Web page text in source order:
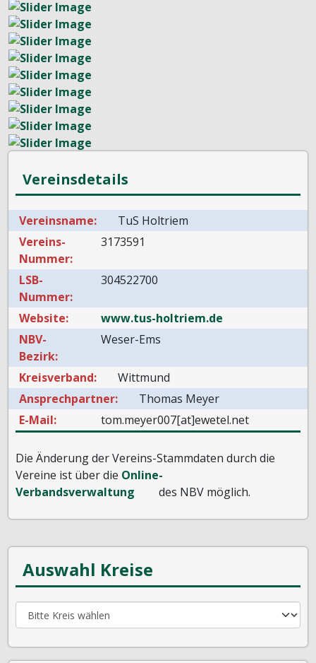
Vereinsdetails
Vereinsname:
TuS Holtriem
Vereins-
Nummer:
3173591
LSB-
Nummer:
304522700
Website:
www.tus-holtriem.de
NBV-
Bezirk:
Weser-Ems
Kreisverband:
Wittmund
Ansprechpartner:
Thomas Meyer
E-Mail:
tom.meyer007[at]ewetel.net
Die Änderung der Vereins-Stammdaten durch die
Vereine ist über die Online-
Verbandsverwaltung
des NBV möglich.
Auswahl Kreise